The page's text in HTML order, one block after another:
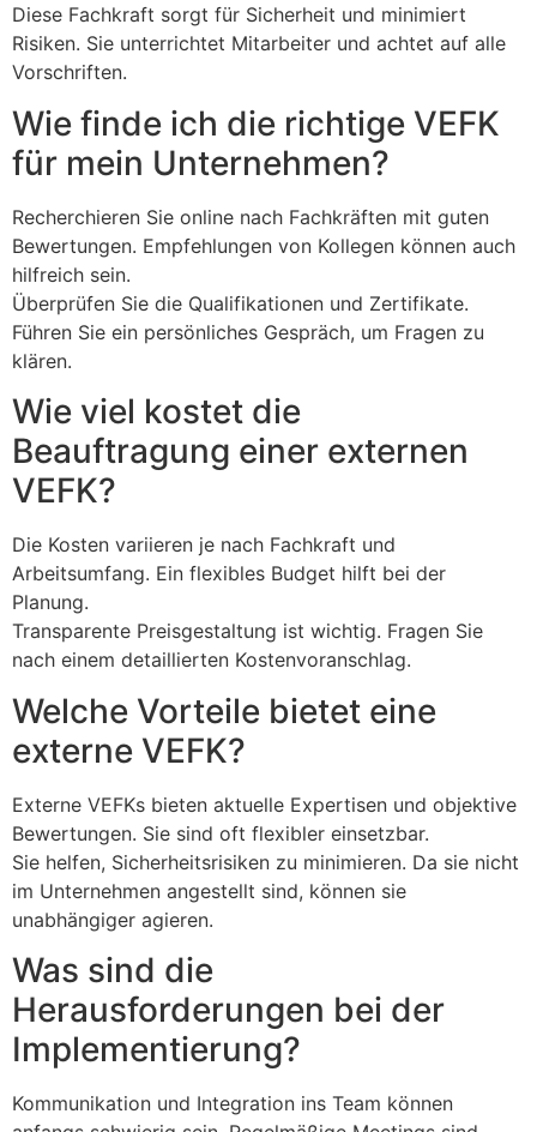
Diese Fachkraft sorgt für Sicherheit und minimiert
Risiken. Sie unterrichtet Mitarbeiter und achtet auf alle
Vorschriften.
Wie finde ich die richtige VEFK
für mein Unternehmen?
Recherchieren Sie online nach Fachkräften mit guten
Bewertungen. Empfehlungen von Kollegen können auch
hilfreich sein.
Überprüfen Sie die Qualifikationen und Zertifikate.
Führen Sie ein persönliches Gespräch, um Fragen zu
klären.
Wie viel kostet die
Beauftragung einer externen
VEFK?
Die Kosten variieren je nach Fachkraft und
Arbeitsumfang. Ein flexibles Budget hilft bei der
Planung.
Transparente Preisgestaltung ist wichtig. Fragen Sie
nach einem detaillierten Kostenvoranschlag.
Welche Vorteile bietet eine
externe VEFK?
Externe VEFKs bieten aktuelle Expertisen und objektive
Bewertungen. Sie sind oft flexibler einsetzbar.
Sie helfen, Sicherheitsrisiken zu minimieren. Da sie nicht
im Unternehmen angestellt sind, können sie
unabhängiger agieren.
Was sind die
Herausforderungen bei der
Implementierung?
Kommunikation und Integration ins Team können